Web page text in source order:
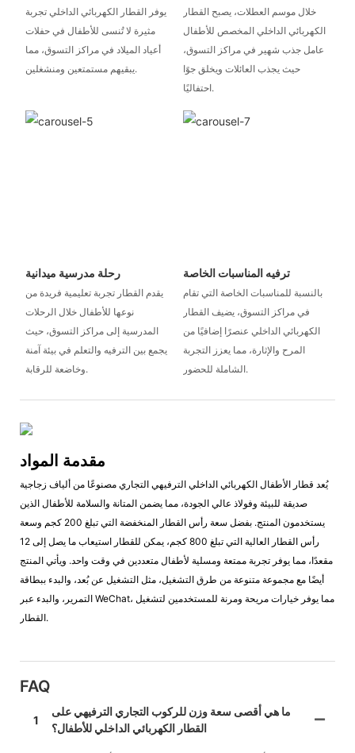
يوفر القطار الكهربائي الداخلي تجربة
مثيرة لا تُنسى للأطفال في حفلات
أعياد الميلاد في مراكز التسوق، مما
يبقيهم مستمتعين ومنشغلين.
خلال موسم العطلات، يصبح القطار
الكهربائي الداخلي المخصص للأطفال
عامل جذب شهير في مراكز التسوق،
حيث يجذب العائلات ويخلق جوًا
احتفاليًا.
رحلة مدرسية ميدانية
يقدم القطار تجربة تعليمية فريدة من
نوعها للأطفال خلال الرحلات
المدرسية إلى مراكز التسوق، حيث
يجمع بين الترفيه والتعلم في بيئة آمنة
وخاضعة للرقابة.
ترفيه المناسبات الخاصة
بالنسبة للمناسبات الخاصة التي تقام
في مراكز التسوق، يضيف القطار
الكهربائي الداخلي عنصرًا إضافيًا من
المرح والإثارة، مما يعزز التجربة
الشاملة للحضور.
مقدمة المواد
يُعد قطار الأطفال الكهربائي الداخلي الترفيهي التجاري مصنوعًا من ألياف زجاجية
صديقة للبيئة وفولاذ عالي الجودة، مما يضمن المتانة والسلامة للأطفال الذين
يستخدمون المنتج. بفضل سعة رأس القطار المنخفضة التي تبلغ 200 كجم وسعة
رأس القطار العالية التي تبلغ 800 كجم، يمكن للقطار استيعاب ما يصل إلى 12
مقعدًا، مما يوفر تجربة ممتعة ومسلية لأطفال متعددين في وقت واحد. ويأتي المنتج
أيضًا مع مجموعة متنوعة من طرق التشغيل، مثل التشغيل عن بُعد، والبدء ببطاقة
التمرير، والبدء عبر WeChat، مما يوفر خيارات مريحة ومرنة للمستخدمين لتشغيل
القطار.
FAQ
1
ما هي أقصى سعة وزن للركوب التجاري الترفيهي على
القطار الكهربائي الداخلي للأطفال؟